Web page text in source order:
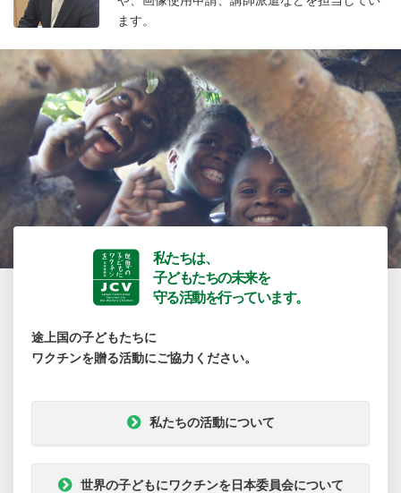
ます。
私たちは、
子どもたちの未来を
守る活動を行っています。
途上国の子どもたちに
ワクチンを贈る活動にご協力ください。
私たちの活動について
世界の子どもにワクチンを日本委員会について